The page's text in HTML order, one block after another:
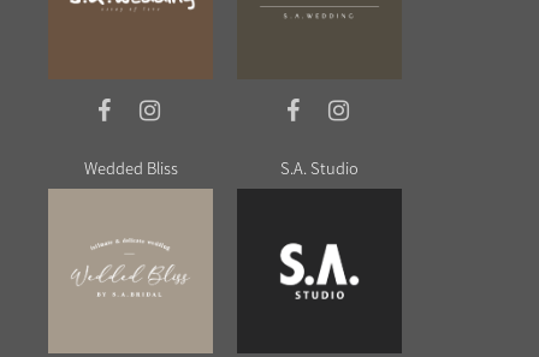
Wedded Bliss S.A. Studio